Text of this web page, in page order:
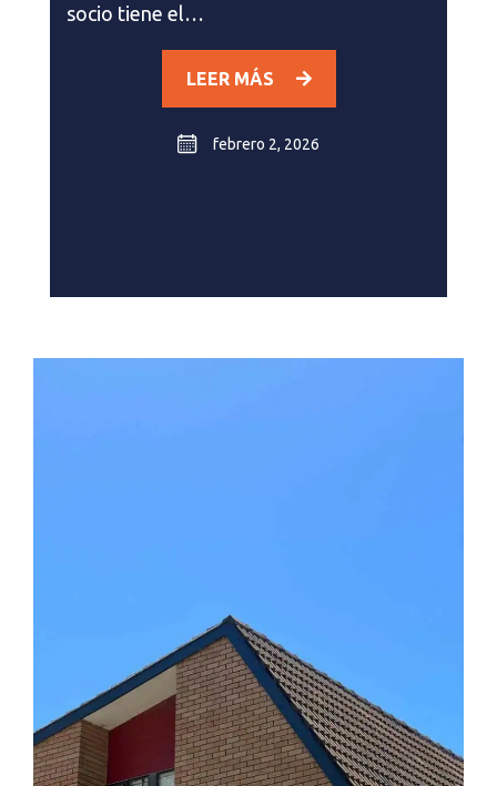
socio tiene el…
LEER MÁS
febrero 2, 2026